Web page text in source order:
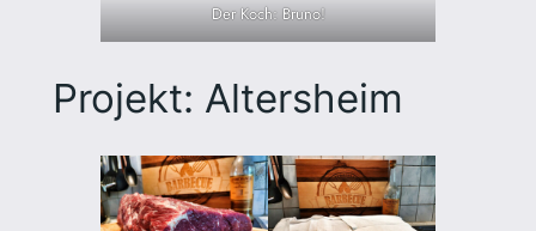
Der Koch: Bruno!
Projekt: Altersheim